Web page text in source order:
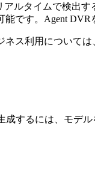
アルタイムで検出
能です。Agent
ス利用については
成するには、モデ